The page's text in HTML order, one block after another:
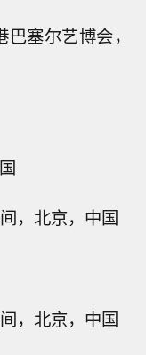
塞尔艺博会，
，北京，中国
，北京，中国